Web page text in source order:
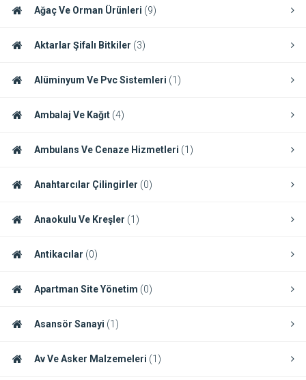
Ağaç Ve Orman Ürünleri (9)
Aktarlar Şifalı Bitkiler (3)
Alüminyum Ve Pvc Sistemleri (1)
Ambalaj Ve Kağıt (4)
Ambulans Ve Cenaze Hizmetleri (1)
Anahtarcılar Çilingirler (0)
Anaokulu Ve Kreşler (1)
Antikacılar (0)
Apartman Site Yönetim (0)
Asansör Sanayi (1)
Av Ve Asker Malzemeleri (1)